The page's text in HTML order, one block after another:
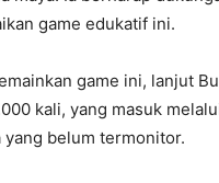
game edukatif ini.
game ini, lanjut
kali, yang masuk
belum termonitor.